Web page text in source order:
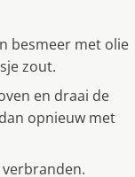
besmeer met olie
zout.
en draai de
opnieuw met